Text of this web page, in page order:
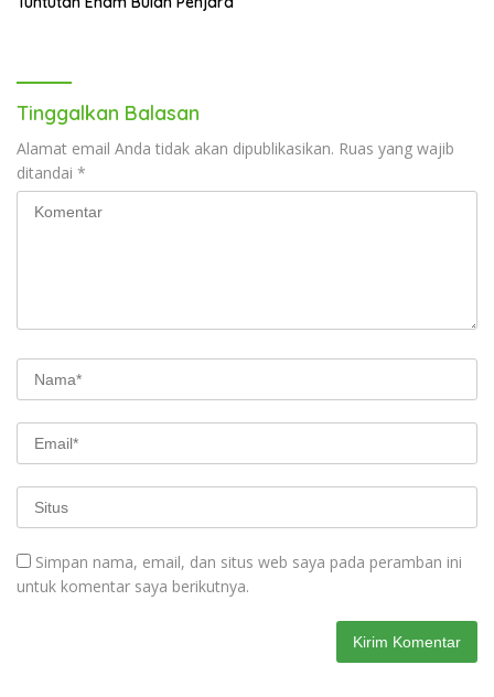
Tinggalkan Balasan
Alamat email Anda tidak akan dipublikasikan. Ruas yang wajib
ditandai *
Simpan nama, email, dan situs web saya pada peramban ini
untuk komentar saya berikutnya.